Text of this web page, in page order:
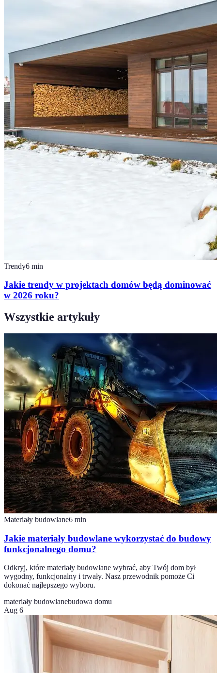
Trendy6 min
Jakie trendy w projektach domów będą dominować
w 2026 roku?
Wszystkie artykuły
Materiały budowlane6 min
Jakie materiały budowlane wykorzystać do budowy
funkcjonalnego domu?
Odkryj, które materiały budowlane wybrać, aby Twój dom był
wygodny, funkcjonalny i trwały. Nasz przewodnik pomoże Ci
dokonać najlepszego wyboru.
materiały budowlanebudowa domu
Aug 6